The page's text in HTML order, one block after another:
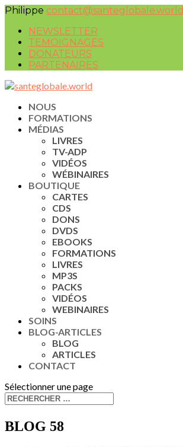
Philippe contact@santeglobale.world
NEWSLETTER
TEMOIGNAGES
DONATEURS
PARTENAIRES
NOUS
FORMATIONS
MÉDIAS
LIVRES
TV-ADP
VIDÉOS
WÉBINAIRES
BOUTIQUE
CARTES
CDS
DONS
DVDS
EBOOKS
FORMATIONS
LIVRES
MP3S
PACKS
VIDÉOS
WEBINAIRES
SOINS
BLOG-ARTICLES
BLOG
ARTICLES
CONTACT
Sélectionner une page
BLOG 58